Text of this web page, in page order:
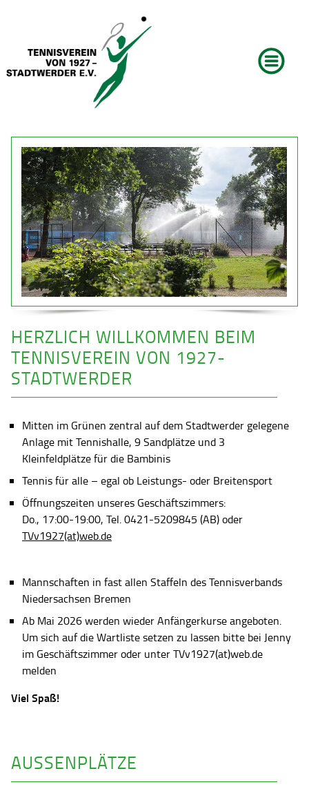
HERZLICH WILLKOMMEN BEIM
TENNISVEREIN VON 1927-
STADTWERDER
Mitten im Grünen zentral auf dem Stadtwerder gelegene
Anlage mit Tennishalle, 9 Sandplätze und 3
Kleinfeldplätze für die Bambinis
Tennis für alle – egal ob Leistungs- oder Breitensport
Öffnungszeiten unseres Geschäftszimmers:
Do., 17:00-19:00, Tel. 0421-5209845 (AB) oder
TVv1927(at)web.de
Mannschaften in fast allen Staffeln des Tennisverbands
Niedersachsen Bremen
Ab Mai 2026 werden wieder Anfängerkurse angeboten.
Um sich auf die Wartliste setzen zu lassen bitte bei Jenny
im Geschäftszimmer oder unter TVv1927(at)web.de
melden
Viel Spaß!
AUSSENPLÄTZE